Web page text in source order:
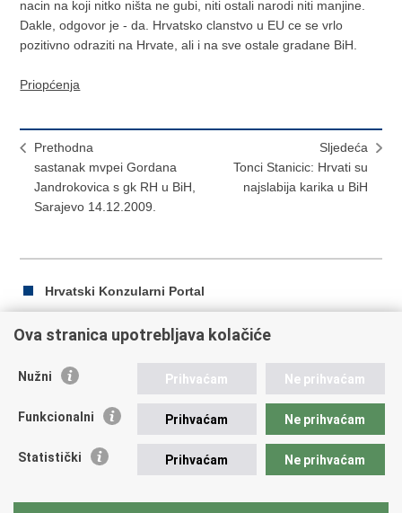
nacin na koji nitko ništa ne gubi, niti ostali narodi niti manjine.
Dakle, odgovor je - da. Hrvatsko clanstvo u EU ce se vrlo
pozitivno odraziti na Hrvate, ali i na sve ostale gradane BiH.
Priopćenja
Prethodna
sastanak mvpei Gordana
Jandrokovica s gk RH u BiH,
Sarajevo 14.12.2009.
Sljedeća
Tonci Stanicic: Hrvati su
najslabija karika u BiH
Hrvatski Konzularni Portal
Ispiši
Podijeli
Facebooku
Twitteru
Republika Hrvatska
Trg N.Š. Zrinskog 7-8, 10000 Zagreb
fax: +385 (0)1 4551 795, +385 (0)1 4920 149
Ova stranica upotrebljava kolačiće
Nužni Prihvaćam Ne prihvaćam
Funkcionalni Prihvaćam Ne prihvaćam
Statistički Prihvaćam Ne prihvaćam